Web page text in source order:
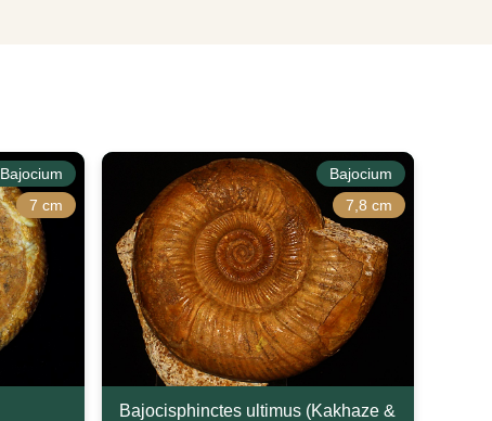
Bajocium
7 cm
Bajocium
7,8 cm
Bajocisphinctes ultimus (Kakhaze &